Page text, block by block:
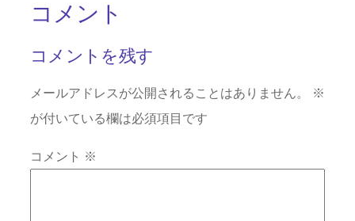
コメント
コメントを残す
メールアドレスが公開されることはありません。
※
が付いている欄は必須項目です
コメント ※